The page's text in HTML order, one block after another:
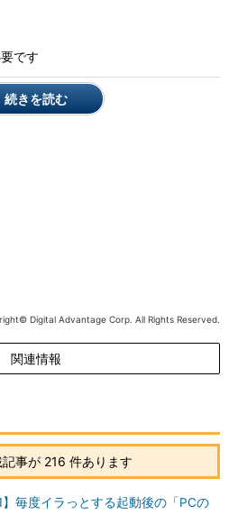
は（タスクバーを利用する
面のような「パフォーマンス」の画面
です
続きを読む
Digital Advantage Corp. All Rights Reserved.
関連情報
事が 216 件あります
】毎度イラっとする起動後の「PCの